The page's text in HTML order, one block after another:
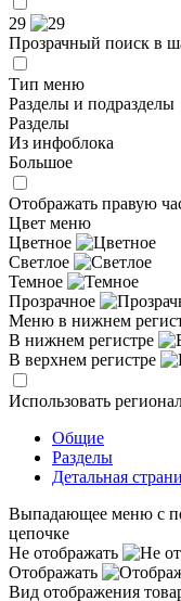
29
Прозрачный поиск в
Тип меню
Разделы и подразделы
Разделы
Из инфоблока
Большое
Отображать правую
Цвет меню
Цветное
Светлое
Темное
Прозрачное
Меню в нижнем
В нижнем регистре
В верхнем регистре
Использовать
Общие
Разделы
Детальная
Выпадающее меню с
цепочке
Не отображать
Отображать
Вид отображения